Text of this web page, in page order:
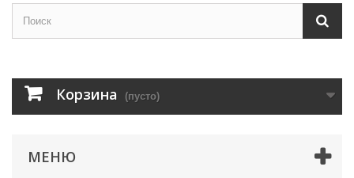
Корзина (пусто)
МЕНЮ